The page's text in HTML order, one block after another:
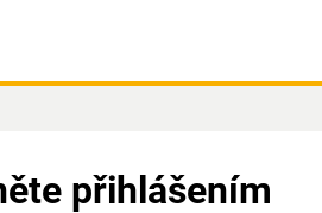
přihlášením